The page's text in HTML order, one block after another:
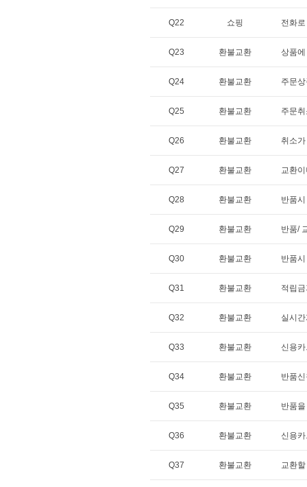
Q22 쇼핑 전화
Q23 환불교환 상품
Q24 환불교환 주문
Q25 환불교환 주문
Q26 환불교환 취소
Q27 환불교환 교환
Q28 환불교환 반품
Q29 환불교환 반품/
Q30 환불교환 반품
Q31 환불교환 적립
Q32 환불교환 실시
Q33 환불교환 신용
Q34 환불교환 반품
Q35 환불교환 반품
Q36 환불교환 신용
Q37 환불교환 교환